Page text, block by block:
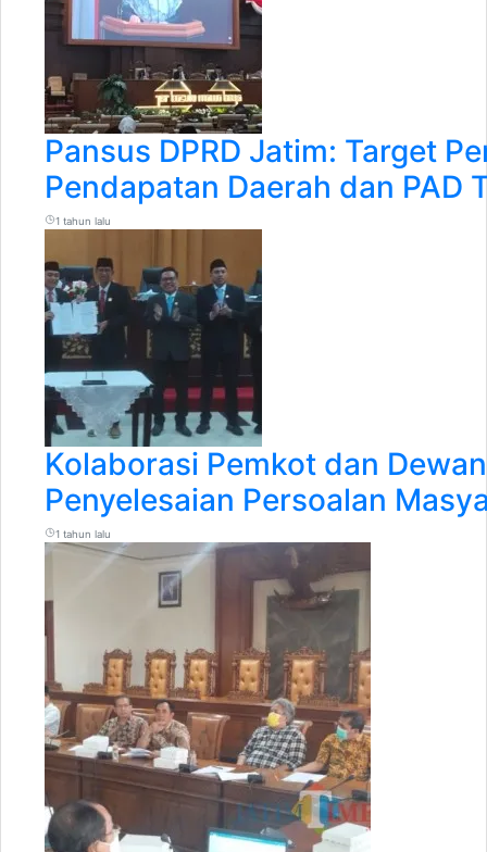
Pansus DPRD Jatim: Target
Pendapatan Daerah dan PAD
1 tahun lalu
Kolaborasi Pemkot dan
Penyelesaian Persoalan
1 tahun lalu